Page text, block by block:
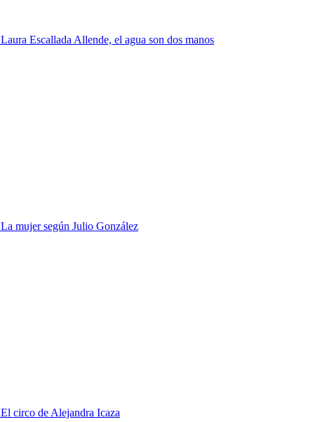
Laura Escallada Allende, el agua son dos manos
La mujer según Julio González
El circo de Alejandra Icaza